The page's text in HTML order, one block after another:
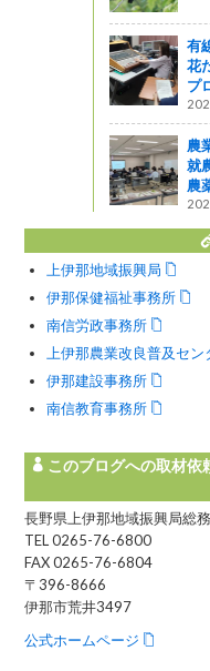
有
花
プ
農
就
農
上伊那地域振興局
伊那保健福祉事務所
南信労政事務所
上伊那農業改良普及セン
伊那建設事務所
南信教育事務所
このブログへの取材依
長野県上伊那地域振興局総
TEL 0265-76-6800
FAX 0265-76-6804
〒396-8666
伊那市荒井3497
公式ホームページ